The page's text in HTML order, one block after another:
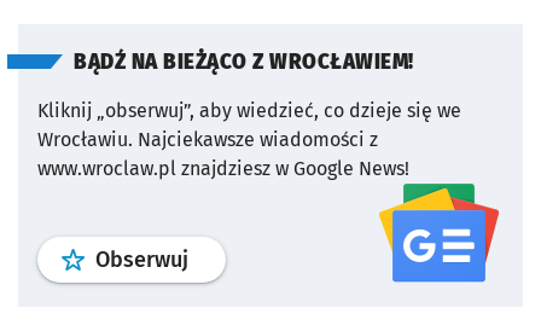
BĄDŹ NA BIEŻĄCO Z WROCŁAWIEM!
Kliknij „obserwuj”, aby wiedzieć, co dzieje się we
Wrocławiu. Najciekawsze wiadomości z
www.wroclaw.pl znajdziesz w Google News!
Obserwuj profil serwisu